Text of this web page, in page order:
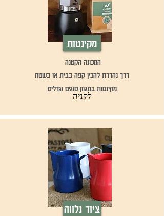
מקינטות
המכונה הקטנה
דרך נהדרת להכין קפה בבית או בשטח
מקינטות במגוון סוגים וגדלים
לקניה
ציוד נלווה